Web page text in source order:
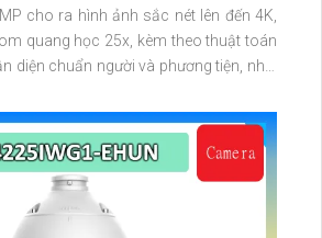
cho ra hình ảnh sắc nét lên đến 4K,
quang học 25x, kèm theo thuật toán
diện chuẩn người và phương tiện, nhìn